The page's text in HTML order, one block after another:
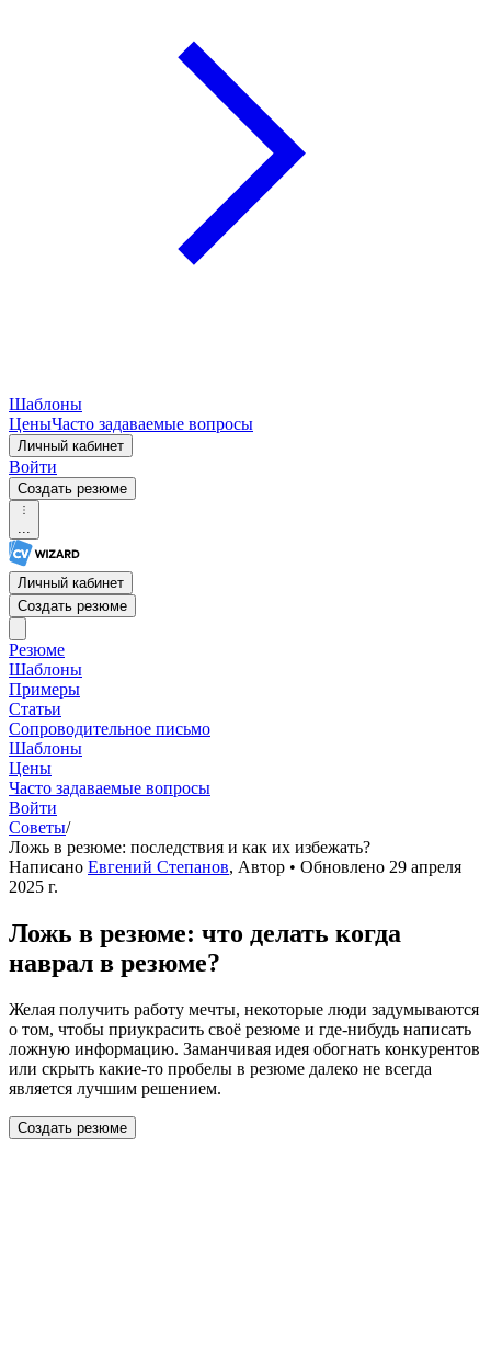
Шаблоны
ЦеныЧасто задаваемые вопросы
Личный кабинет
Войти
Создать резюме
...
Личный кабинет
Создать резюме
Pезюме
Шаблоны
Примеры
Статьи
Cопроводительное письмо
Шаблоны
Цены
Часто задаваемые вопросы
Войти
Советы/
Ложь в резюме: последствия и как их избежать?
Написано Евгений Степанов, Автор • Обновлено 29 апреля
2025 г.
Ложь в резюме: что делать когда
наврал в резюме?
Желая получить работу мечты, некоторые люди задумываются
о том, чтобы приукрасить своё резюме и где-нибудь написать
ложную информацию. Заманчивая идея обогнать конкурентов
или скрыть какие-то пробелы в резюме далеко не всегда
является лучшим решением.
Создать резюме